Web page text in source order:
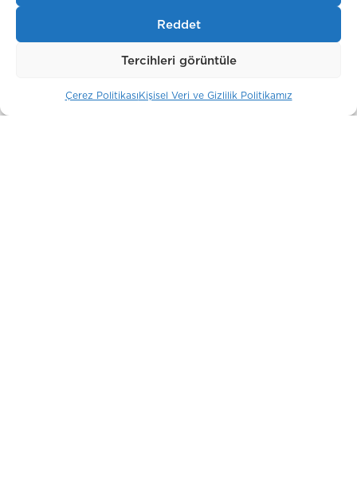
Reddet
Tercihleri görüntüle
Çerez PolitikasıKişisel Veri ve Gizlilik Politikamız